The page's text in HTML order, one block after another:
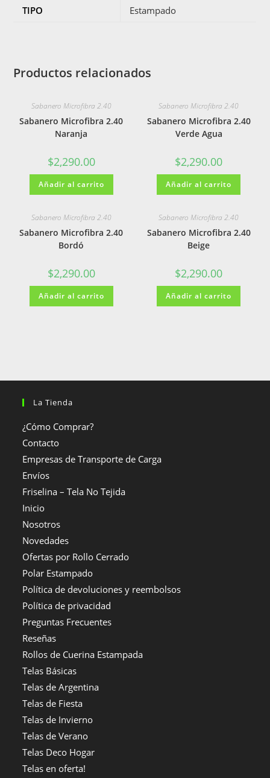
TIPO Estampado
Productos relacionados
Sabanero Microfibra 2.40
Sabanero Microfibra 2.40
Naranja
$2,290.00
Añadir al carrito
Sabanero Microfibra 2.40
Sabanero Microfibra 2.40
Verde Agua
$2,290.00
Añadir al carrito
Sabanero Microfibra 2.40
Sabanero Microfibra 2.40
Bordó
$2,290.00
Añadir al carrito
Sabanero Microfibra 2.40
Sabanero Microfibra 2.40
Beige
$2,290.00
Añadir al carrito
La Tienda
¿Cómo Comprar?
Contacto
Empresas de Transporte de Carga
Envíos
Friselina – Tela No Tejida
Inicio
Nosotros
Novedades
Ofertas por Rollo Cerrado
Polar Estampado
Política de devoluciones y reembolsos
Política de privacidad
Preguntas Frecuentes
Reseñas
Rollos de Cuerina Estampada
Telas Básicas
Telas de Argentina
Telas de Fiesta
Telas de Invierno
Telas de Verano
Telas Deco Hogar
Telas en oferta!